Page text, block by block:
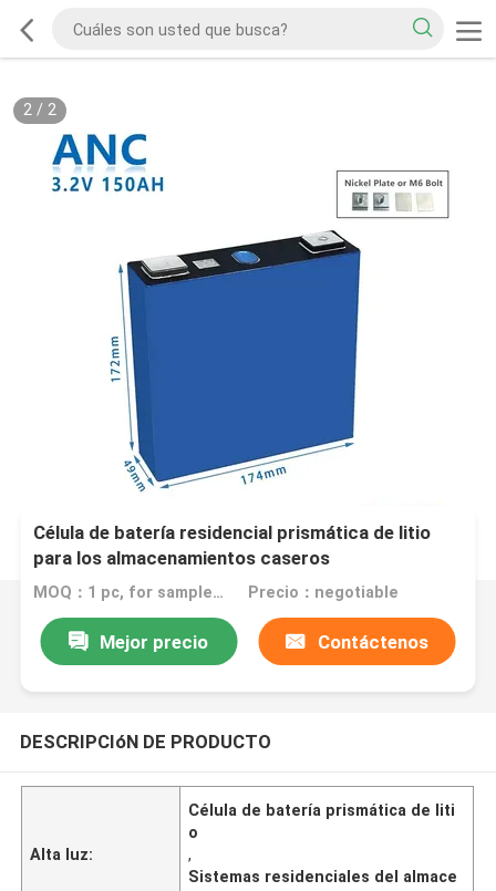
2/ 2
Célula de batería residencial prismática de litio
para los almacenamientos caseros
MOQ：1 pc, for sample test Precio：negotiable
Mejor precio Contáctenos
DESCRIPCIóN DE PRODUCTO
Alta luz:
Célula de batería prismática de liti
o
,
Sistemas residenciales del almace